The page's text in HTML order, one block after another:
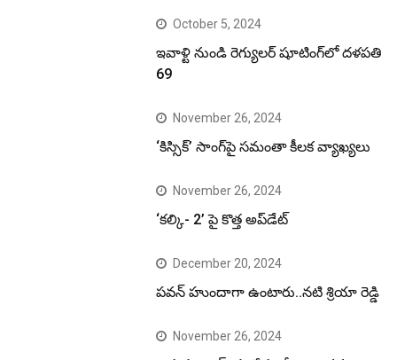
October 5, 2024
ఇవాళ్టి నుండి రెగ్యులర్ షూటింగ్‌లో దళపతి
69
November 26, 2024
‘కిస్సిక్’ సాంగ్‌పై సమంతా కీలక వ్యాఖ్యలు
November 26, 2024
‘కల్కి- 2’ పై కొత్త అప్‌డేట్
December 20, 2024
పవన్ హుందాగా ఉంటారు..నటి శ్రియా రెడ్డి
November 26, 2024